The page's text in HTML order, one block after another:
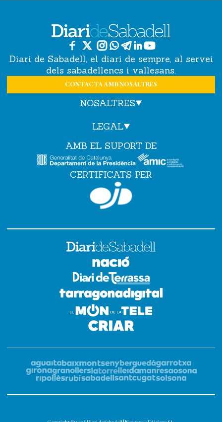
Diari de Sabadell, el diari de sempre, al servei
dels sabadellencs i vallesans.
CONTACTA AMB NOSALTRES
NOSALTRES
LEGAL
AMB EL SUPORT DE
CERTIFICATS PER